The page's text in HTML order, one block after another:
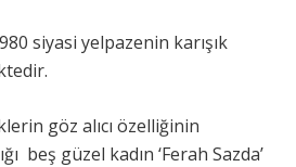
siyasi yelpazenin karışık
göz alıcı özelliğinin
beş güzel kadın ‘Ferah Sazda’